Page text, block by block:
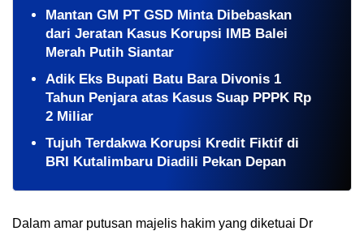
Mantan GM PT GSD Minta Dibebaskan
dari Jeratan Kasus Korupsi IMB Balei
Merah Putih Siantar
Adik Eks Bupati Batu Bara Divonis 1
Tahun Penjara atas Kasus Suap PPPK Rp
2 Miliar
Tujuh Terdakwa Korupsi Kredit Fiktif di
BRI Kutalimbaru Diadili Pekan Depan
Dalam amar putusan majelis hakim yang diketuai Dr